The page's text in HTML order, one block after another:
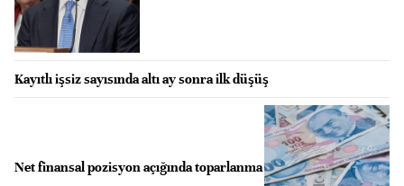
Kayıtlı işsiz sayısında altı ay sonra ilk düşüş
Net finansal pozisyon açığında toparlanma